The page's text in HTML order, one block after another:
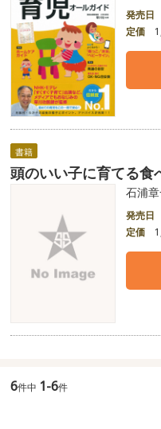
発売日
定価
書籍
頭のいい子に育てる食
石浦
発売日
定価
6件中 1-6件